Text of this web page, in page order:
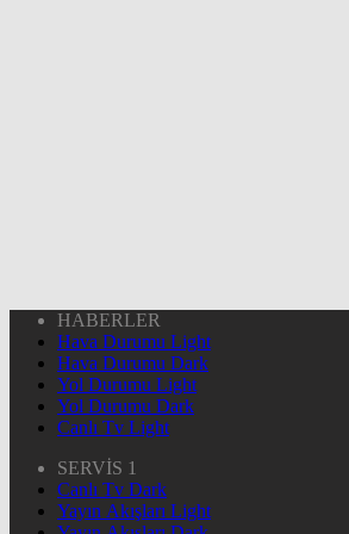
HABERLER
Hava Durumu Light
Hava Durumu Dark
Yol Durumu Light
Yol Durumu Dark
Canlı Tv Light
SERVİS 1
Canlı Tv Dark
Yayın Akışları Light